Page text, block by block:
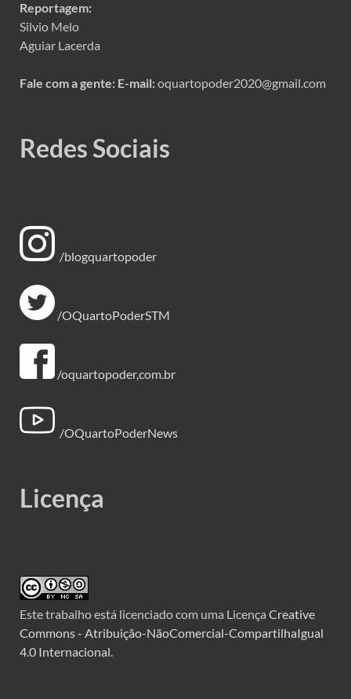
Reportagem:
Silvio Melo
Aguiar Lacerda
Fale com a gente: E-mail:oquartopoder2020@gmail.com
Redes Sociais
/blogquartopoder
/OQuartoPoderSTM
/oquartopoder,com.br
/OQuartoPoderNews
Licença
Este trabalho está licenciado com uma Licença Creative
Commons - Atribuição-NãoComercial-CompartilhaIgual
4.0 Internacional